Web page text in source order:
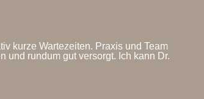
kurze Wartezeiten. Praxis und Team
und rundum gut versorgt. Ich kann Dr.